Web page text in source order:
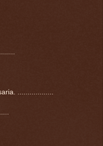
..................